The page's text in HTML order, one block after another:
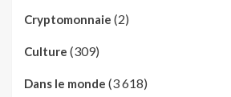
Cryptomonnaie (2)
Culture (309)
Dans le monde (3 618)